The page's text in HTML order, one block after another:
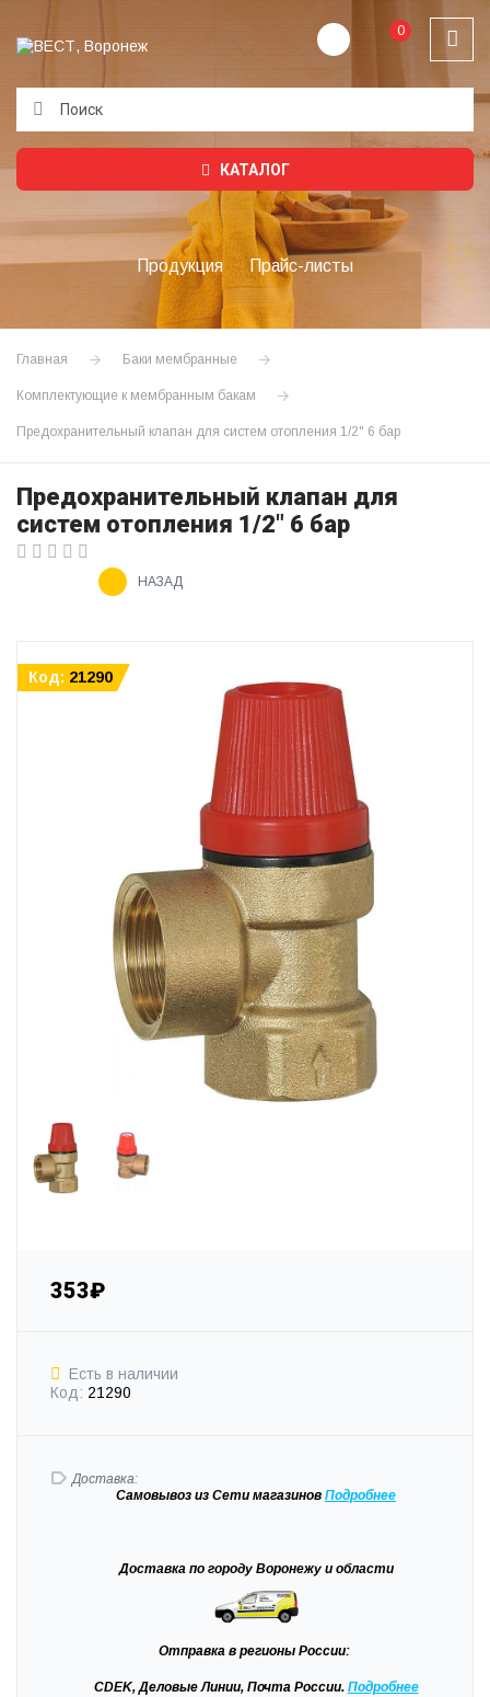
0
КАТАЛОГ
Продукция Прайс-листы
Главная Баки мембранные
Комплектующие к мембранным бакам
Предохранительный клапан для систем отопления 1/2" 6 бар
Предохранительный клапан для
систем отопления 1/2" 6 бар
НАЗАД
Код: 21290
353₽
Есть в наличии
Код: 21290
Доставка:
Самовывоз из Сети магазинов Подробнее
Доставка по городу Воронежу и области
Отправка в регионы России:
CDEK, Деловые Линии, Почта России. Подробнее